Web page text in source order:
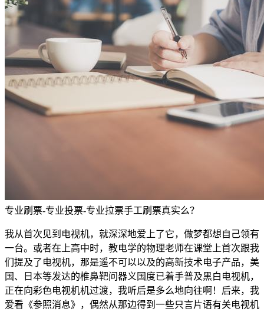
专业刷票-专业投票-专业拉票手工刷票真实么？
我从首次见到电视机，就深深地爱上了它，做梦都想自己领有
一台。或者在上高中时，教电学的物理老师在课堂上首次跟我
们提及了电视机，那是遥不可以以及的高新技术电子产品，美
国、日本等发达的椎鼻靶问器义国度已着手普及黑白电视机，
正在向彩色电视机机过渡，我听后是多么地向往啊！后来，我
爱看《参照消息》，偶然从那边得到一些只言片语有关电视机